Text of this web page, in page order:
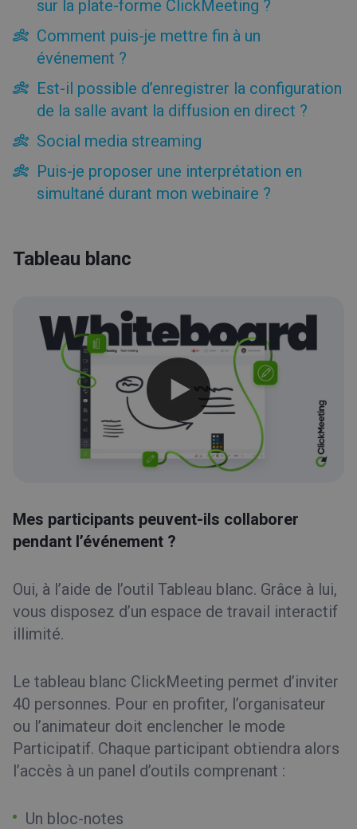
Menu de droite
Barre supérieure
Conseils et astuces
Premiers pas
Outils
sur la plate-forme ClickMeeting ?
Comment puis-je mettre fin à un
événement ?
Est-il possible d’enregistrer la configuration
de la salle avant la diffusion en direct ?
Social media streaming
Puis-je proposer une interprétation en
simultané durant mon webinaire ?
Tableau blanc
Mes participants peuvent-ils collaborer
pendant l’événement ?
Oui, à l’aide de l’outil Tableau blanc. Grâce à lui,
vous disposez d’un espace de travail interactif
illimité.
Le tableau blanc ClickMeeting permet d’inviter
40 personnes. Pour en profiter, l’organisateur
ou l’animateur doit enclencher le mode
Participatif. Chaque participant obtiendra alors
l’accès à un panel d’outils comprenant :
Un bloc-notes